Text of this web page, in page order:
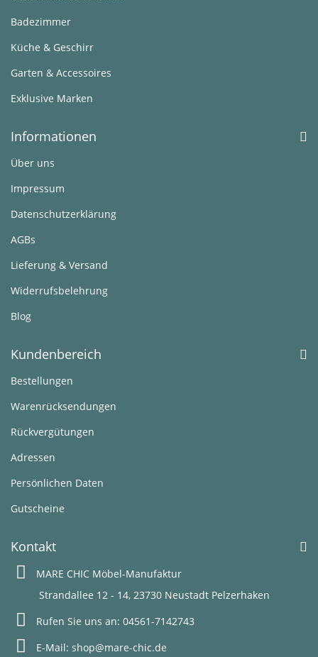
Badezimmer
Küche & Geschirr
Garten & Accessoires
Exklusive Marken
Informationen
Über uns
Impressum
Datenschutzerklärung
AGBs
Lieferung & Versand
Widerrufsbelehrung
Blog
Kundenbereich
Bestellungen
Warenrücksendungen
Rückvergütungen
Adressen
Persönlichen Daten
Gutscheine
Kontakt
MARE CHIC Möbel-Manufaktur
Strandallee 12 - 14, 23730 Neustadt Pelzerhaken
Rufen Sie uns an: 04561-7142743
E-Mail: shop@mare-chic.de